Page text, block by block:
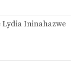
Lydia Ininahazwe